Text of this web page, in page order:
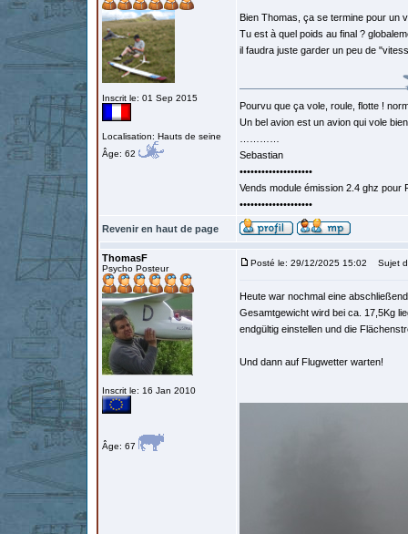
Inscrit le: 01 Sep 2015
Localisation: Hauts de seine
Âge: 62
Bien Thomas, ça se termine pour un
Tu est à quel poids au final ?
il faudra juste garder un peu de
Pourvu que ça vole, roule, flotte !
Un bel avion est un avion qui vole
Sebastian
••••••••••••••••••••
Vends module émission 2.4 ghz
••••••••••••••••••••
Revenir en haut de page
ThomasF
Psycho Posteur
Inscrit le: 16 Jan 2010
Âge: 67
Posté le: 29/12/2025 15:02 Sujet
Heute war nochmal eine
Gesamtgewicht wird bei ca. 17,5Kg
endgültig einstellen und die
Und dann auf Flugwetter warten!